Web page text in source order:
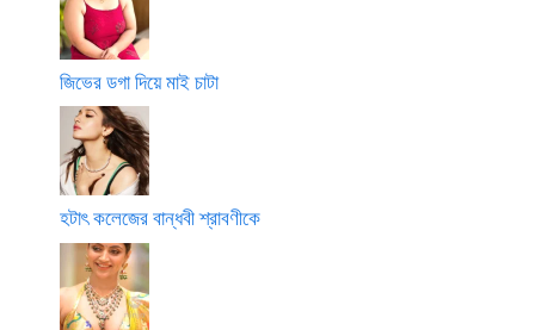
জিভের ডগা দিয়ে মাই চাটা
হটাৎ কলেজের বান্ধবী শ্রাবণীকে